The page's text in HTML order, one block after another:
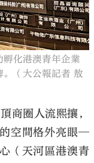
化港澳青年企業
。（大公報記者 敖
商圈人流熙攘，
空間格外亮眼─
（天河區港澳青